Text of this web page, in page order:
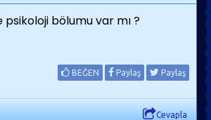
bölumu var mı ?
BEĞEN Paylaş Paylaş
Cevapla